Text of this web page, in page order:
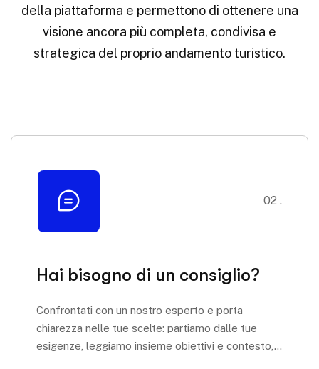
della piattaforma e permettono di ottenere una
visione ancora più completa, condivisa e
strategica del proprio andamento turistico.
02 .
Hai bisogno di un consiglio?
Confrontati con un nostro esperto e porta
chiarezza nelle tue scelte: partiamo dalle tue
esigenze, leggiamo insieme obiettivi e contesto,...